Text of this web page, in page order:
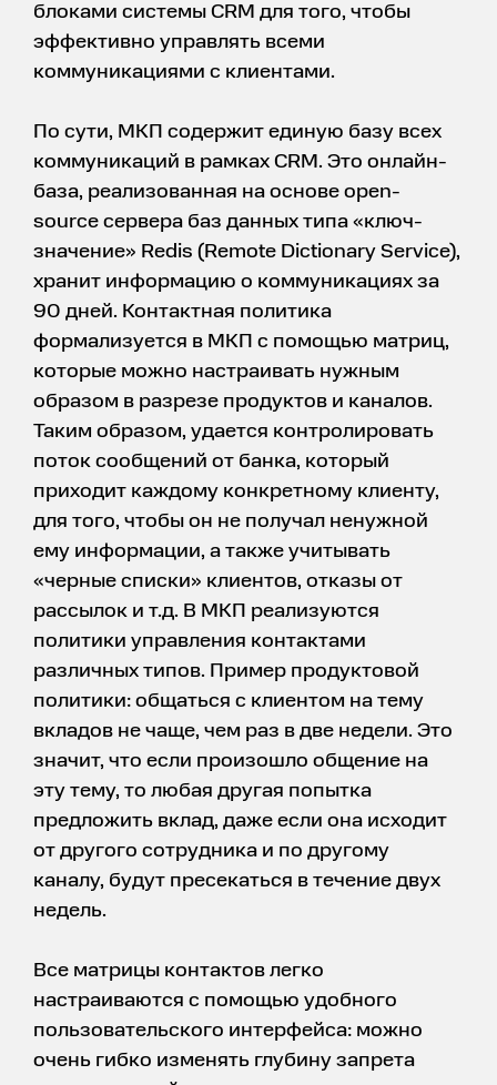
блоками системы CRM для того, чтобы
эффективно управлять всеми
коммуникациями с клиентами.
По сути, МКП содержит единую базу всех
коммуникаций в рамках CRM. Это онлайн-
база, реализованная на основе open-
source сервера баз данных типа «ключ-
значение» Redis (Remote Dictionary Service),
хранит информацию о коммуникациях за
90 дней. Контактная политика
формализуется в МКП с помощью матриц,
которые можно настраивать нужным
образом в разрезе продуктов и каналов.
Таким образом, удается контролировать
поток сообщений от банка, который
приходит каждому конкретному клиенту,
для того, чтобы он не получал ненужной
ему информации, а также учитывать
«черные списки» клиентов, отказы от
рассылок и т.д. В МКП реализуются
политики управления контактами
различных типов. Пример продуктовой
политики: общаться с клиентом на тему
вкладов не чаще, чем раз в две недели. Это
значит, что если произошло общение на
эту тему, то любая другая попытка
предложить вклад, даже если она исходит
от другого сотрудника и по другому
каналу, будут пресекаться в течение двух
недель.
Все матрицы контактов легко
настраиваются с помощью удобного
пользовательского интерфейса: можно
очень гибко изменять глубину запрета